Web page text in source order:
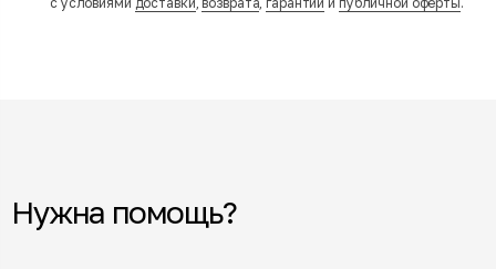
Нужна помощь?